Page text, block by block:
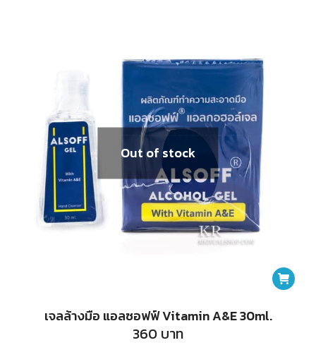
Out of stock
เจลล้างมือ แอลซอฟฟ์ Vitamin A&E 30ml.
360 บาท